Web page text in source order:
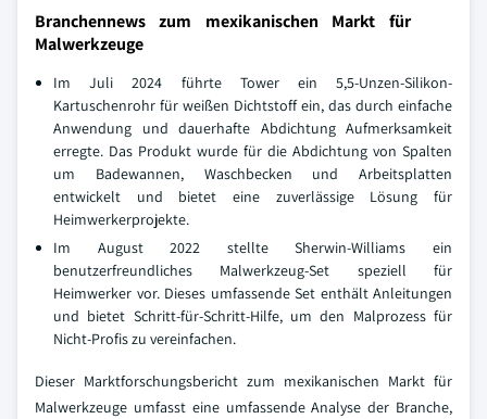
Branchennews zum mexikanischen Markt für
Malwerkzeuge
Im Juli 2024 führte Tower ein 5,5-Unzen-Silikon-
Kartuschenrohr für weißen Dichtstoff ein, das durch einfache
Anwendung und dauerhafte Abdichtung Aufmerksamkeit
erregte. Das Produkt wurde für die Abdichtung von Spalten
um Badewannen, Waschbecken und Arbeitsplatten
entwickelt und bietet eine zuverlässige Lösung für
Heimwerkerprojekte.
Im August 2022 stellte Sherwin-Williams ein
benutzerfreundliches Malwerkzeug-Set speziell für
Heimwerker vor. Dieses umfassende Set enthält Anleitungen
und bietet Schritt-für-Schritt-Hilfe, um den Malprozess für
Nicht-Profis zu vereinfachen.
Dieser Marktforschungsbericht zum mexikanischen Markt für
Malwerkzeuge umfasst eine umfassende Analyse der Branche,